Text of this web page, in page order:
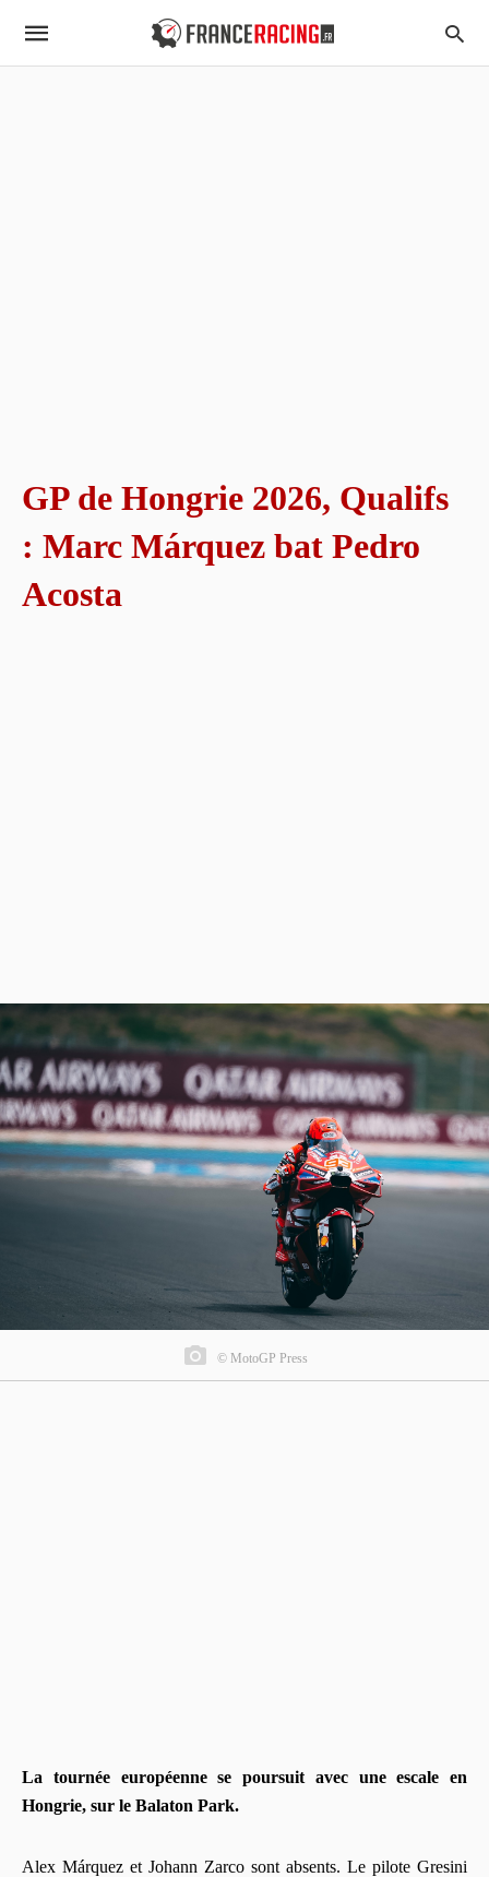
GP de Hongrie 2026, Qualifs
: Marc Márquez bat Pedro
Acosta
© MotoGP Press
La tournée européenne se poursuit avec une escale en
Hongrie, sur le Balaton Park.
Alex Márquez et Johann Zarco sont absents. Le pilote Gresini